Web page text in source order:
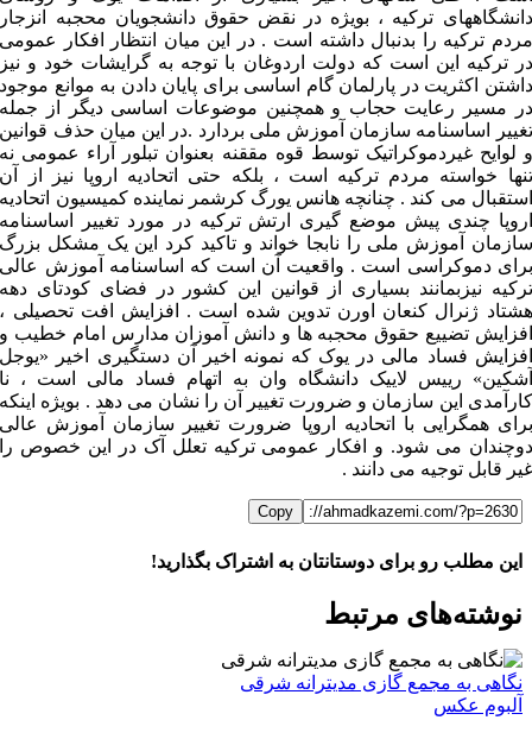
دانشگاههای ترکیه ، بویژه در نقض حقوق دانشجویان محجبه انزجار
مردم ترکیه را بدنبال داشته است . در این میان انتظار افکار عمومی
در ترکیه این است که دولت اردوغان با توجه به گرایشات خود و نیز
داشتن اکثریت در پارلمان گام اساسی برای پایان دادن به موانع موجود
در مسیر رعایت حجاب و همچنین موضوعات اساسی دیگر از جمله
تغییر اساسنامه سازمان آموزش ملی بردارد .در این میان حذف قوانین
و لوایح غیردموکراتیک توسط قوه مققنه بعنوان تبلور آراء عمومی نه
تنها خواسته مردم ترکیه است ، بلکه حتی اتحادیه اروپا نیز از آن
استقبال می کند . چنانچه هانس یورگ کرشمر نماینده کمیسیون اتحادیه
اروپا چندی پیش موضع گیری ارتش ترکیه در مورد تغییر اساسنامه
سازمان آموزش ملی را نابجا خواند و تاکید کرد این یک مشکل بزرگ
برای دموکراسی است . واقعیت آن است که اساسنامه آموزش عالی
ترکیه نیزبمانند بسیاری از قوانین این کشور در فضای کودتای دهه
هشتاد ژنرال کنعان اورن تدوین شده است . افزایش افت تحصیلی ،
افزایش تضییع حقوق محجبه ها و دانش آموزان مدارس امام خطیب و
افزایش فساد مالی در یوک که نمونه اخیر آن دستگیری اخیر «یوجل
آشکین» رییس لاییک دانشگاه وان به اتهام فساد مالی است ، نا
کارآمدی این سازمان و ضرورت تغییر آن را نشان می دهد . بویژه اینکه
برای همگرایی با اتحادیه اروپا ضرورت تغییر سازمان آموزش عالی
دوچندان می شود. و افکار عمومی ترکیه تعلل آک در این خصوص را
غیر قابل توجیه می دانند .
Copy
این مطلب رو برای دوستانتان به اشتراک بگذارید!
FacebookX
LinkedIn
WhatsApp
Telegram
ایمیل
نوشته‌‌های مرتبط
نگاهی به مجمع گازی مدیترانه شرقی
آلبوم عکس